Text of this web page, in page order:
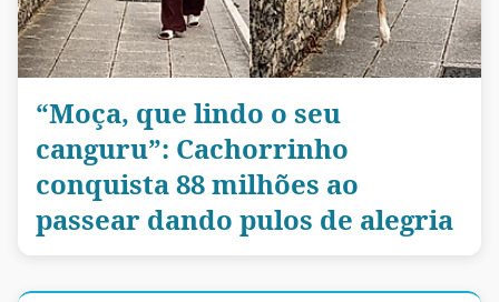
“Moça, que lindo o seu
canguru”: Cachorrinho
conquista 88 milhões ao
passear dando pulos de alegria